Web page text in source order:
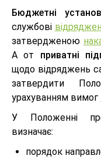
Бюджетні
службові
затвердженою
А от приватні
щодо відряджень
затвердити
урахуванням вимог
У Положенні
визначає:
порядок